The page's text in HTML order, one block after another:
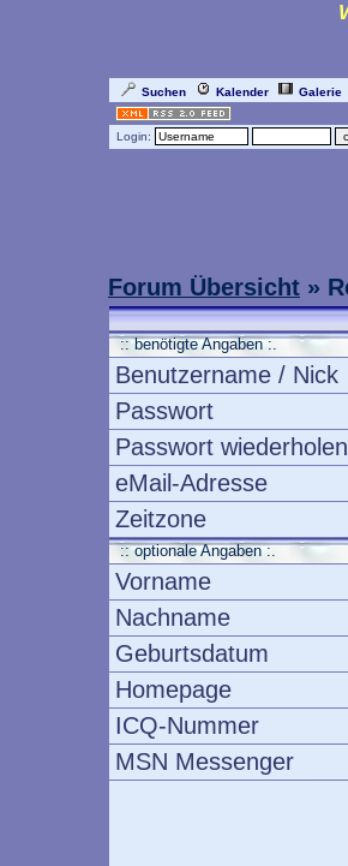
Suchen Kalender Galerie
Login:
Forum Übersicht »
:: benötigte Angaben :.
Benutzername / Nick
Passwort
Passwort wiederholen
eMail-Adresse
Zeitzone
:: optionale Angaben :.
Vorname
Nachname
Geburtsdatum
Homepage
ICQ-Nummer
MSN Messenger